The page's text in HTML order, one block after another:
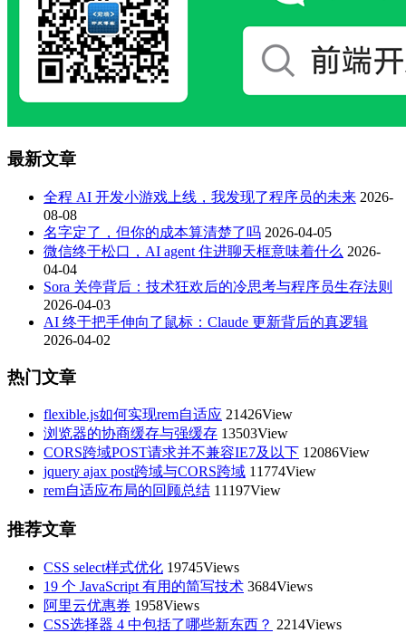
最新文章
全程 AI 开发小游戏上线，我发现了程序员的未来 2026-
08-08
名字定了，但你的成本算清楚了吗 2026-04-05
微信终于松口，AI agent 住进聊天框意味着什么 2026-
04-04
Sora 关停背后：技术狂欢后的冷思考与程序员生存法则
2026-04-03
AI 终于把手伸向了鼠标：Claude 更新背后的真逻辑
2026-04-02
热门文章
flexible.js如何实现rem自适应 21426View
浏览器的协商缓存与强缓存 13503View
CORS跨域POST请求并不兼容IE7及以下 12086View
jquery ajax post跨域与CORS跨域 11774View
rem自适应布局的回顾总结 11197View
推荐文章
CSS select样式优化 19745Views
19 个 JavaScript 有用的简写技术 3684Views
阿里云优惠券 1958Views
CSS选择器 4 中包括了哪些新东西？ 2214Views